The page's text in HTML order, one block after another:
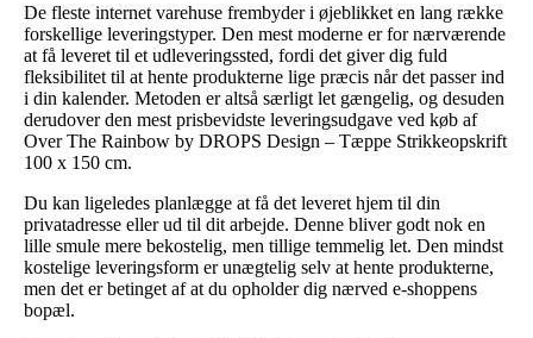
De fleste internet varehuse frembyder i øjeblikket en lang række
forskellige leveringstyper. Den mest moderne er for nærværende
at få leveret til et udleveringssted, fordi det giver dig fuld
fleksibilitet til at hente produkterne lige præcis når det passer ind
i din kalender. Metoden er altså særligt let gængelig, og desuden
derudover den mest prisbevidste leveringsudgave ved køb af
Over The Rainbow by DROPS Design – Tæppe Strikkeopskrift
100 x 150 cm.
Du kan ligeledes planlægge at få det leveret hjem til din
privatadresse eller ud til dit arbejde. Denne bliver godt nok en
lille smule mere bekostelig, men tillige temmelig let. Den mindst
kostelige leveringsform er unægtelig selv at hente produkterne,
men det er betinget af at du opholder dig nærved e-shoppens
bopæl.